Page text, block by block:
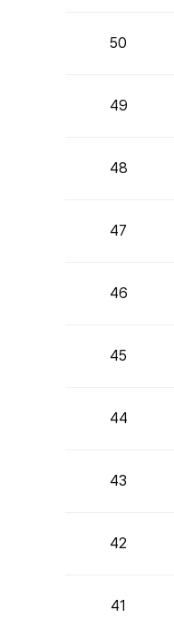
50
49
48
47
46
45
44
43
42
41